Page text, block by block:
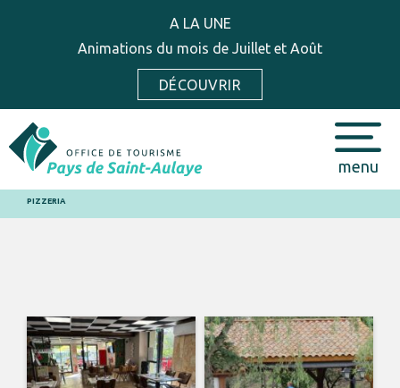
A LA UNE
Animations du mois de Juillet et Août
DÉCOUVRIR
menu
PIZZERIA